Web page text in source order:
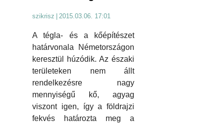
szikrisz 2015.03.06. 17:01
A tégla- és a kőépítészet
határvonala Németországon
keresztül húzódik. Az északi
területeken nem állt
rendelkezésre nagy
mennyiségű kő, agyag
viszont igen, így a földrajzi
fekvés határozta meg a